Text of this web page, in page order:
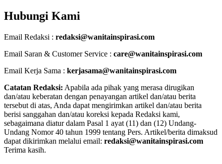
Hubungi Kami
Email Redaksi : redaksi@wanitainspirasi.com
Email Saran & Customer Service : care@wanitainspirasi.com
Email Kerja Sama : kerjasama@wanitainspirasi.com
Catatan Redaksi: Apabila ada pihak yang merasa dirugikan
dan/atau keberatan dengan penayangan artikel dan/atau berita
tersebut di atas, Anda dapat mengirimkan artikel dan/atau berita
berisi sanggahan dan/atau koreksi kepada Redaksi kami,
sebagaimana diatur dalam Pasal 1 ayat (11) dan (12) Undang-
Undang Nomor 40 tahun 1999 tentang Pers. Artikel/berita dimaksud
dapat dikirimkan melalui email: redaksi@wanitainspirasi.com
Terima kasih.